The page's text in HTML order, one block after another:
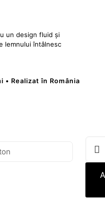
un design fluid și
lemnului întâlnesc
• Realizat în România